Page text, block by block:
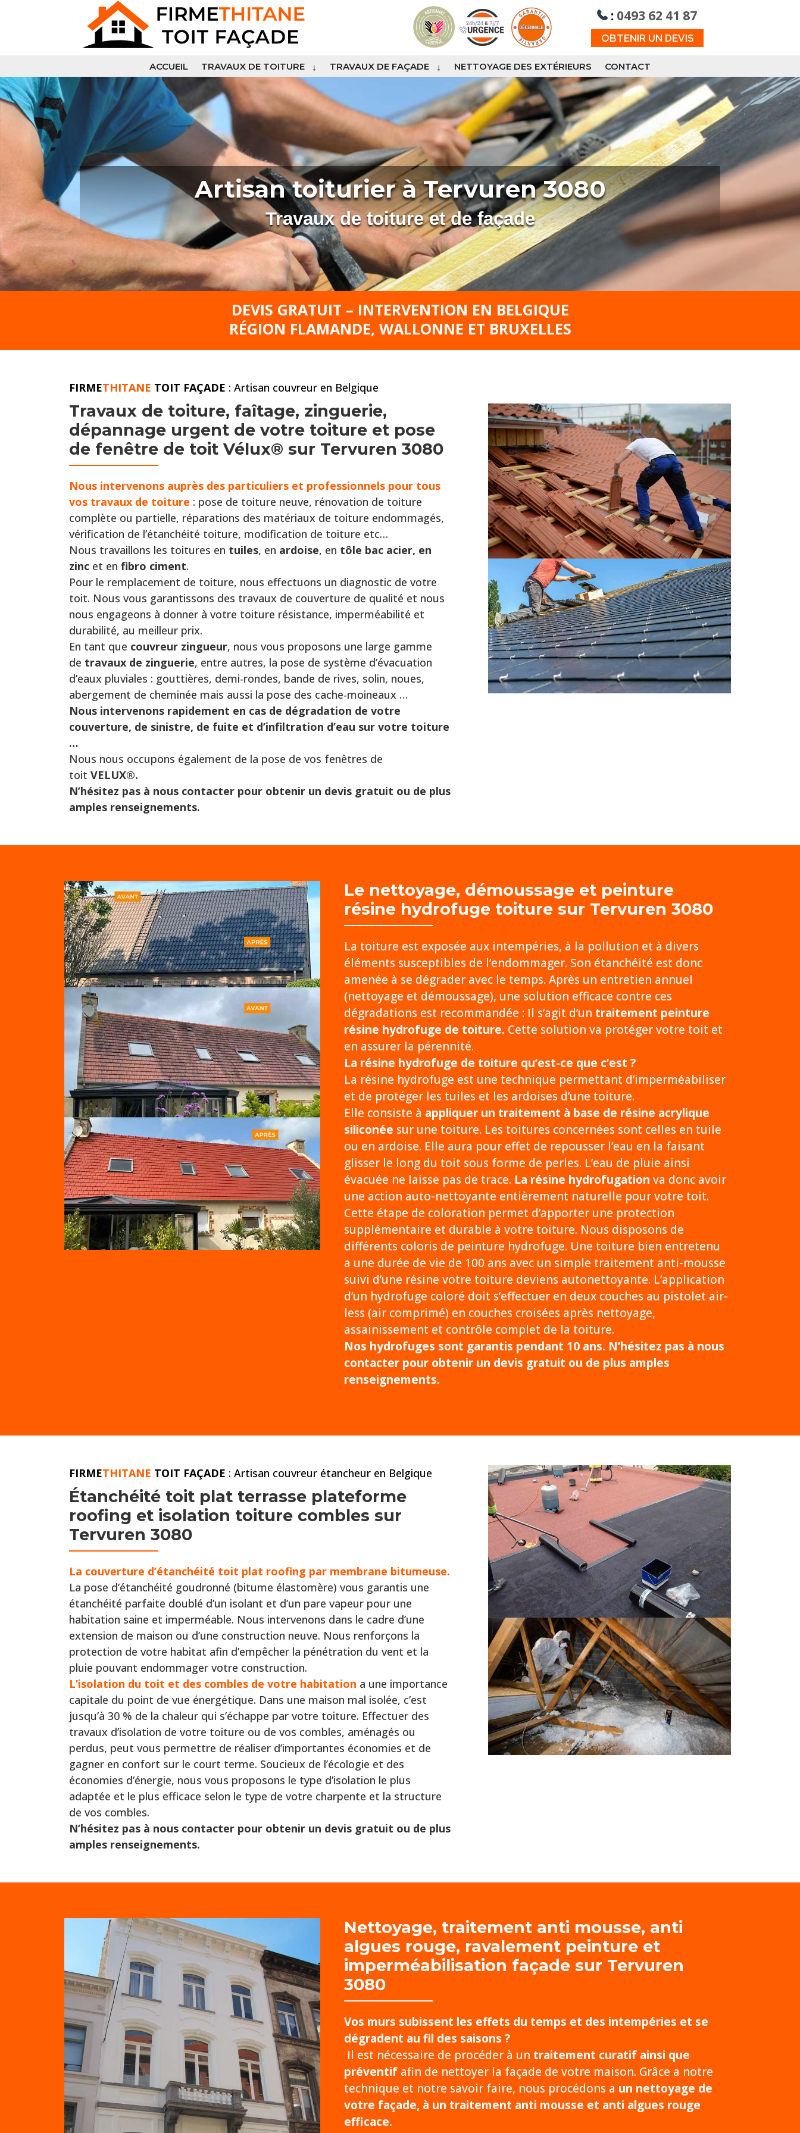
: 0493 62 41 87
OBTENIR UN DEVIS
ACCUEIL TRAVAUX DE TOITURE TRAVAUX DE FAÇADE NETTOYAGE DES EXTÉRIEURS CONTACT
Artisan toiturier à Tervuren 3080
Travaux de toiture et de façade
DEVIS GRATUIT – INTERVENTION EN BELGIQUE
RÉGION FLAMANDE, WALLONNE ET BRUXELLES
FIRMETHITANE TOIT FAÇADE : Artisan couvreur en Belgique
Travaux de toiture, faîtage, zinguerie,
dépannage urgent de votre toiture et pose
de fenêtre de toit Vélux® sur Tervuren 3080
Nous intervenons auprès des particuliers et professionnels pour tous
vos travaux de toiture : pose de toiture neuve, rénovation de toiture
complète ou partielle, réparations des matériaux de toiture endommagés,
vérification de l’étanchéité toiture, modification de toiture etc…
Nous travaillons les toitures en tuiles, en ardoise, en tôle bac acier, en
zinc et en fibro ciment.
Pour le remplacement de toiture, nous effectuons un diagnostic de votre
toit. Nous vous garantissons des travaux de couverture de qualité et nous
nous engageons à donner à votre toiture résistance, imperméabilité et
durabilité, au meilleur prix.
En tant que couvreur zingueur, nous vous proposons une large gamme
de travaux de zinguerie, entre autres, la pose de système d’évacuation
d’eaux pluviales : gouttières, demi-rondes, bande de rives, solin, noues,
abergement de cheminée mais aussi la pose des cache-moineaux …
Nous intervenons rapidement en cas de dégradation de votre
couverture, de sinistre, de fuite et d’infiltration d’eau sur votre toiture
…
Nous nous occupons également de la pose de vos fenêtres de
toit VELUX®.
N’hésitez pas à nous contacter pour obtenir un devis gratuit ou de plus
amples renseignements.
Le nettoyage, démoussage et peinture
résine hydrofuge toiture sur Tervuren 3080
La toiture est exposée aux intempéries, à la pollution et à divers
éléments susceptibles de l’endommager. Son étanchéité est donc
amenée à se dégrader avec le temps. Après un entretien annuel
(nettoyage et démoussage), une solution efficace contre ces
dégradations est recommandée : Il s’agit d’un traitement peinture
résine hydrofuge de toiture. Cette solution va protéger votre toit et
en assurer la pérennité.
La résine hydrofuge de toiture qu’est-ce que c’est ?
La résine hydrofuge est une technique permettant d’imperméabiliser
et de protéger les tuiles et les ardoises d’une toiture.
Elle consiste à appliquer un traitement à base de résine acrylique
siliconée sur une toiture. Les toitures concernées sont celles en tuile
ou en ardoise. Elle aura pour effet de repousser l’eau en la faisant
glisser le long du toit sous forme de perles. L’eau de pluie ainsi
évacuée ne laisse pas de trace. La résine hydrofugation va donc avoir
une action auto-nettoyante entièrement naturelle pour votre toit.
Cette étape de coloration permet d’apporter une protection
supplémentaire et durable à votre toiture. Nous disposons de
différents coloris de peinture hydrofuge. Une toiture bien entretenu
a une durée de vie de 100 ans avec un simple traitement anti-mousse
suivi d’une résine votre toiture deviens autonettoyante. L’application
d’un hydrofuge coloré doit s’effectuer en deux couches au pistolet air-
less (air comprimé) en couches croisées après nettoyage,
assainissement et contrôle complet de la toiture.
Nos hydrofuges sont garantis pendant 10 ans. N’hésitez pas à nous
contacter pour obtenir un devis gratuit ou de plus amples
renseignements.
FIRMETHITANE TOIT FAÇADE : Artisan couvreur étancheur en Belgique
Étanchéité toit plat terrasse plateforme
roofing et isolation toiture combles sur
Tervuren 3080
La couverture d’étanchéité toit plat roofing par membrane bitumeuse.
La pose d’étanchéité goudronné (bitume élastomère) vous garantis une
étanchéité parfaite doublé d’un isolant et d’un pare vapeur pour une
habitation saine et imperméable. Nous intervenons dans le cadre d’une
extension de maison ou d’une construction neuve. Nous renforçons la
protection de votre habitat afin d’empêcher la pénétration du vent et la
pluie pouvant endommager votre construction.
L’isolation du toit et des combles de votre habitation a une importance
capitale du point de vue énergétique. Dans une maison mal isolée, c’est
jusqu’à 30 % de la chaleur qui s’échappe par votre toiture. Effectuer des
travaux d’isolation de votre toiture ou de vos combles, aménagés ou
perdus, peut vous permettre de réaliser d’importantes économies et de
gagner en confort sur le court terme. Soucieux de l’écologie et des
économies d’énergie, nous vous proposons le type d’isolation le plus
adaptée et le plus efficace selon le type de votre charpente et la structure
de vos combles.
N’hésitez pas à nous contacter pour obtenir un devis gratuit ou de plus
amples renseignements.
Nettoyage, traitement anti mousse, anti
algues rouge, ravalement peinture et
imperméabilisation façade sur Tervuren
3080
Vos murs subissent les effets du temps et des intempéries et se
dégradent au fil des saisons ?
Il est nécessaire de procéder à un traitement curatif ainsi que
préventifafin de nettoyer la façade de votre maison. Grâce a notre
technique et notre savoir faire, nous procédons a un nettoyage de
votre façade, à un traitement anti mousse et anti algues rouge
efficace.